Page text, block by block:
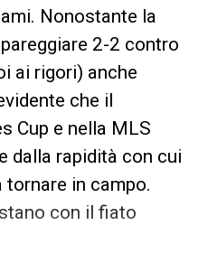
Nonostante la
2-2 contro
ai rigori) anche
che il
Cup e nella MLS
dalla rapidità con cui
in campo.
con il fiato